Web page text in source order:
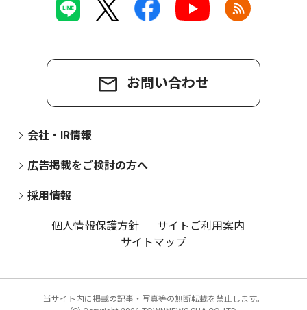
お問い合わせ
会社・IR情報
広告掲載をご検討の方へ
採用情報
個人情報保護方針
サイトご利用案内
サイトマップ
当サイト内に掲載の記事・写真等の無断転載を禁止します。